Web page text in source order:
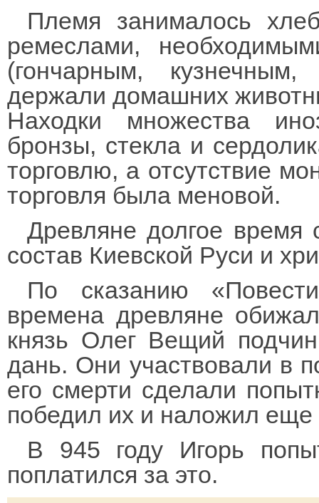
Племя занималось
ремеслами,
(гончарным,
держали домашних
Находки множества
бронзы, стекла и
торговлю, а отсутствие
торговля была меновой.
Древляне долгое время
состав Киевской Руси и
По сказанию
времена древляне
князь Олег Вещий
дань. Они участвовали в
его смерти сделали
победил их и наложил
В 945 году Игорь
поплатился за это.